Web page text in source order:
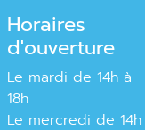
Horaires
d'ouverture
Le mardi de 14h à
18h
Le mercredi de 14h